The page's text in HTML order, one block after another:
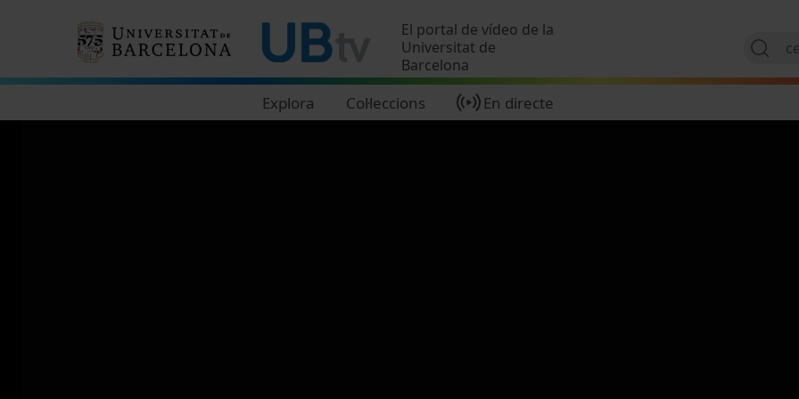
El portal de vídeo de la
Universitat de
Barcelona
Explora Col·leccions En directe